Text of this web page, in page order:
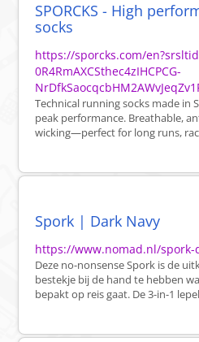
SPORCKS - High
socks
https://sporcks.com/
0R4RmAXCSthec4zIHCPCG-
Technical running socks made in
peak performance. Breathable,
wicking—perfect for long runs,
Spork | Dark Navy
https://www.nomad.nl/spork-
Deze no-nonsense Spork is de
bestekje bij de hand te hebben
bepakt op reis gaat. De 3-in-1